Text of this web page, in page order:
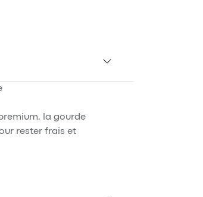
la gourde
rester frais et